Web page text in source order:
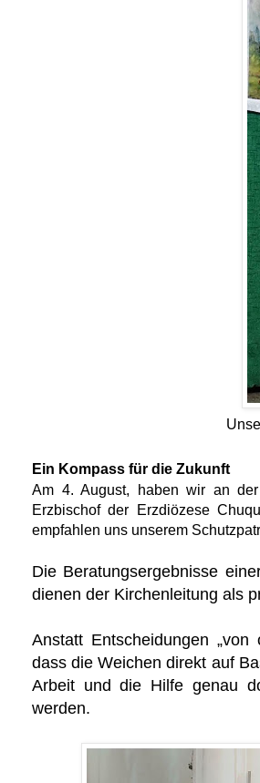
Ein Kompass für die Zukunft
Am 4. August, haben wir an der
Erzbischof der Erzdiözese
empfahlen uns unserem
Die Beratungsergebnisse
dienen der Kirchenleitung als
Anstatt Entscheidungen
dass die Weichen direkt auf
Arbeit und die Hilfe genau
werden.